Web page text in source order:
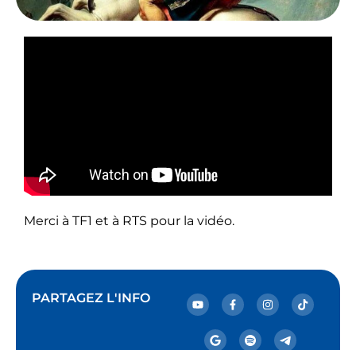
Merci à TF1 et à RTS pour la vidéo.
PARTAGEZ L'INFO